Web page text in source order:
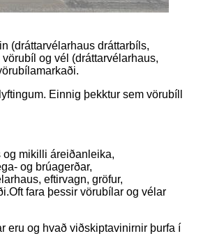
(dráttarvélarhaus dráttarbíls,
og vél (dráttarvélarhaus,
Einnig þekktur sem vörubíll
mikilli áreiðanleika,
og brúagerðar,
eftirvagn, gröfur,
fara þessir vörubílar og vélar
eru og hvað viðskiptavinirnir þurfa í